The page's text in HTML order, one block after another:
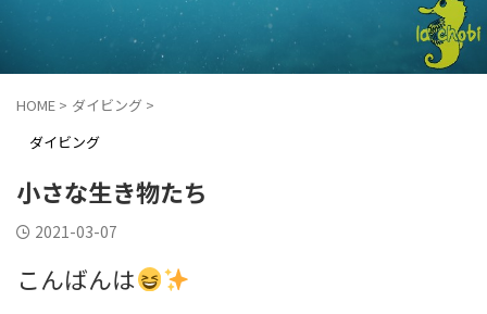
HOME > ダイビング >
ダイビング
小さな生き物たち
2021-03-07
こんばんは